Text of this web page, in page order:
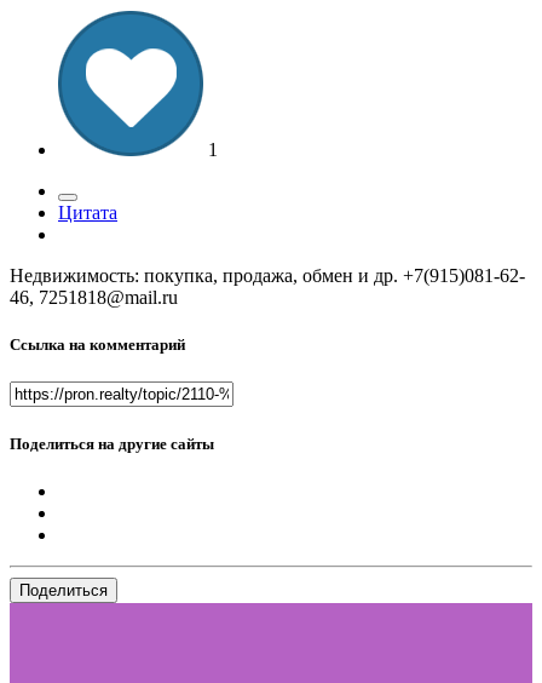
1
Цитата
Недвижимость: покупка, продажа, обмен и др. +7(915)081-62-
46, 7251818@mail.ru
Ссылка на комментарий
Поделиться на другие сайты
Поделиться